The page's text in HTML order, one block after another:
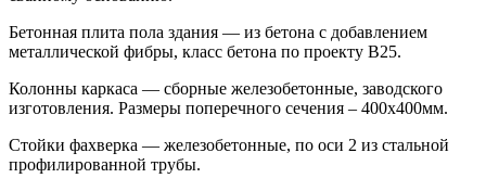
Бетонная плита пола здания — из бетона с добавлением
металлической фибры, класс бетона по проекту В25.
Колонны каркаса — сборные железобетонные, заводского
изготовления. Размеры поперечного сечения – 400х400мм.
Стойки фахверка — железобетонные, по оси 2 из стальной
профилированной трубы.